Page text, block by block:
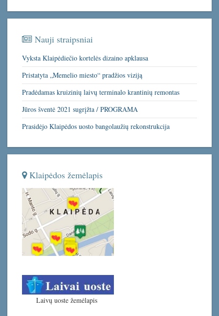
Nauji straipsniai
Vyksta Klaipėdiečio kortelės dizaino apklausa
Pristatyta „Memelio miesto“ pradžios viziją
Pradėdamas kruizinių laivų terminalo krantinių remontas
Jūros šventė 2021 sugrįžta / PROGRAMA
Prasidėjo Klaipėdos uosto bangolaužių rekonstrukcija
Klaipėdos žemėlapis
Laivų uoste žemėlapis